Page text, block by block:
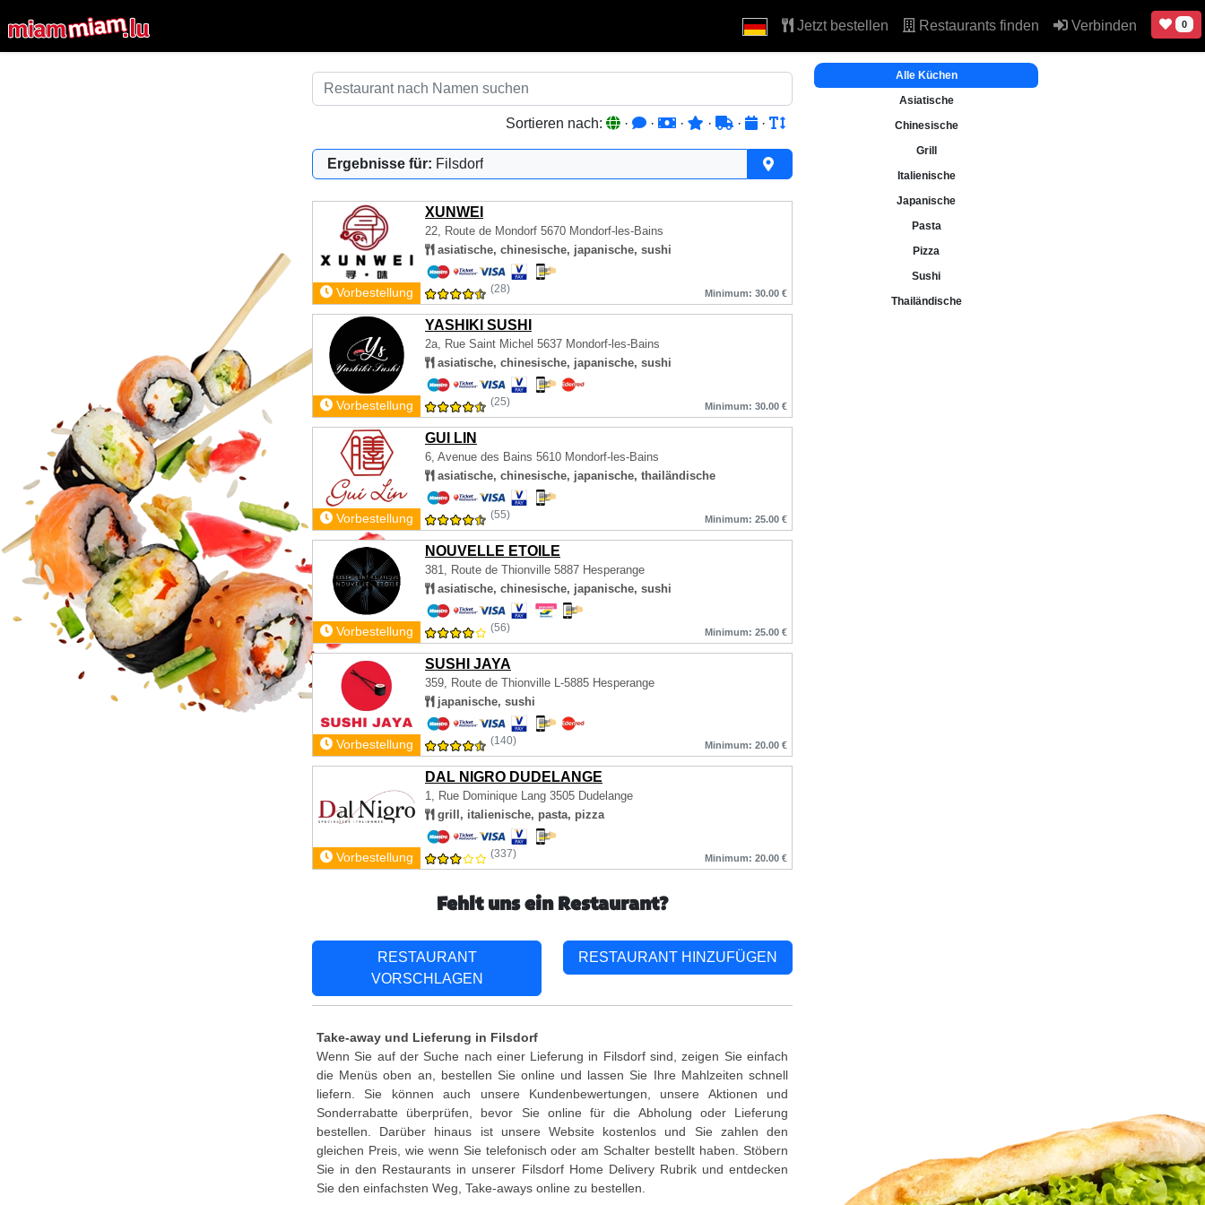
Jetzt bestellen Restaurants finden Verbinden 0
Sortieren nach: · · · · · ·
Ergebnisse für: Filsdorf
XUNWEI
22, Route de Mondorf 5670 Mondorf-les-Bains
asiatische, chinesische, japanische, sushi
Vorbestellung (28) Minimum: 30.00 €
YASHIKI SUSHI
2a, Rue Saint Michel 5637 Mondorf-les-Bains
asiatische, chinesische, japanische, sushi
Vorbestellung (25) Minimum: 30.00 €
GUI LIN
6, Avenue des Bains 5610 Mondorf-les-Bains
asiatische, chinesische, japanische, thailändische
Vorbestellung (55) Minimum: 25.00 €
NOUVELLE ETOILE
381, Route de Thionville 5887 Hesperange
asiatische, chinesische, japanische, sushi
Vorbestellung (56) Minimum: 25.00 €
SUSHI JAYA
359, Route de Thionville L-5885 Hesperange
japanische, sushi
Vorbestellung (140) Minimum: 20.00 €
DAL NIGRO DUDELANGE
1, Rue Dominique Lang 3505 Dudelange
grill, italienische, pasta, pizza
Vorbestellung (337) Minimum: 20.00 €
Alle Küchen
Asiatische
Chinesische
Grill
Italienische
Japanische
Pasta
Pizza
Sushi
Thailändische
Fehlt uns ein Restaurant?
RESTAURANT
VORSCHLAGEN
RESTAURANT HINZUFÜGEN
Take-away und Lieferung in Filsdorf
Wenn Sie auf der Suche nach einer Lieferung in Filsdorf sind, zeigen Sie einfach
die Menüs oben an, bestellen Sie online und lassen Sie Ihre Mahlzeiten schnell
liefern. Sie können auch unsere Kundenbewertungen, unsere Aktionen und
Sonderrabatte überprüfen, bevor Sie online für die Abholung oder Lieferung
bestellen. Darüber hinaus ist unsere Website kostenlos und Sie zahlen den
gleichen Preis, wie wenn Sie telefonisch oder am Schalter bestellt haben. Stöbern
Sie in den Restaurants in unserer Filsdorf Home Delivery Rubrik und entdecken
Sie den einfachsten Weg, Take-aways online zu bestellen.